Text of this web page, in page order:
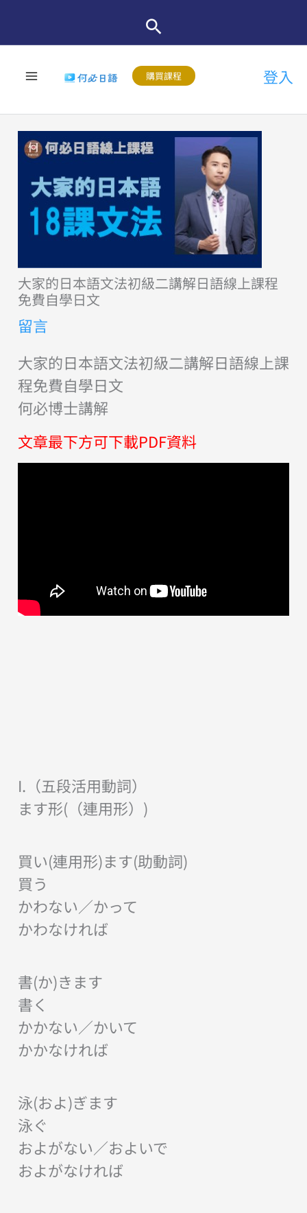
購買課程 登入
大家的日本語文法初級二講解日語線上課程
免費自學日文
留言
大家的日本語文法初級二講解日語線上課
程免費自學日文
何必博士講解
文章最下方可下載PDF資料
I.（五段活用動詞）
ます形(（連用形）)
買い(連用形)ます(助動詞)
買う
かわない／かって
かわなければ
書(か)きます
書く
かかない／かいて
かかなければ
泳(およ)ぎます
泳ぐ
およがない／およいで
およがなければ